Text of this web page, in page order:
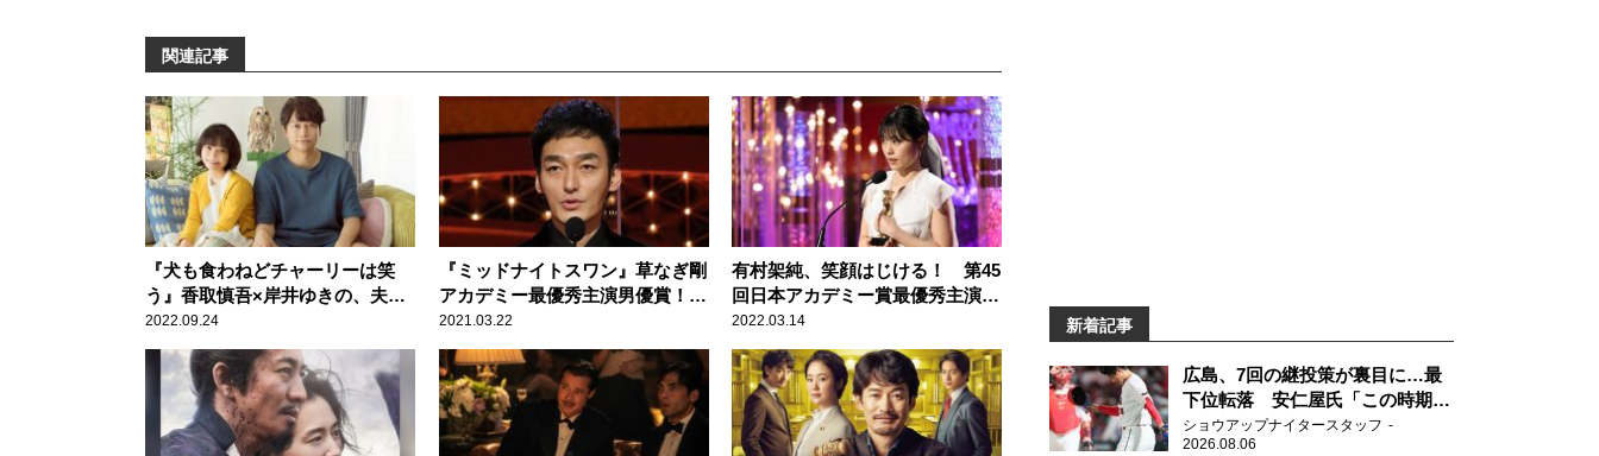
関連記事
『犬も食わねどチャーリーは笑
う』香取慎吾×岸井ゆきの、夫婦
バトルが勃発？
2022.09.24
『ミッドナイトスワン』草なぎ剛
アカデミー最優秀主演男優賞！
その俳優としての魅力
2021.03.22
有村架純、笑顔はじける！ 第45
回日本アカデミー賞最優秀主演女
優賞受賞
2022.03.14 新着記事
広島、7回の継投策が裏目に…最
下位転落 安仁屋氏「この時期に
来て勉強はない」
ショウアップナイタースタッフ
2026.08.06